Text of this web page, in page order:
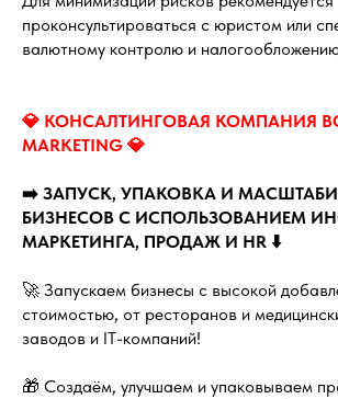
проконсультироваться с юристом или
валютному контролю и
💎 КОНСАЛТИНГОВАЯ КОМПАНИЯ
MARKETING 💎
➡️ ЗАПУСК, УПАКОВКА И
БИЗНЕСОВ С ИСПОЛЬЗОВАНИЕМ
МАРКЕТИНГА, ПРОДАЖ И HR ⬇️
🚀 Запускаем бизнесы с высокой
стоимостью, от ресторанов и
заводов и IT-компаний!
🎁 Создаём, улучшаем и упаковываем